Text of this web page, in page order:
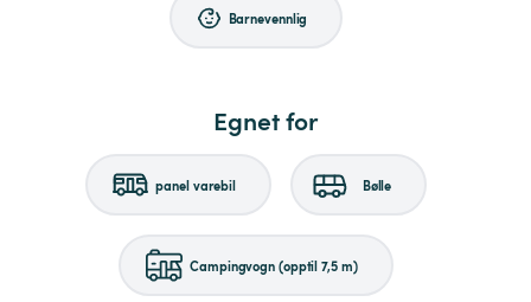
Barnevennlig
Egnet for
panel varebil Bølle
Campingvogn (opptil 7,5 m)